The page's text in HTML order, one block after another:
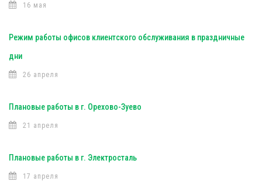
16 мая
Режим работы офисов клиентского обслуживания в праздничные
дни
26 апреля
Плановые работы в г. Орехово-Зуево
21 апреля
Плановые работы в г. Электросталь
17 апреля